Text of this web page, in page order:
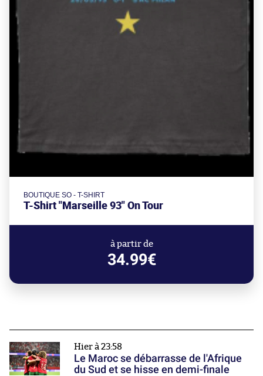
BOUTIQUE SO - T-SHIRT
T-Shirt "Marseille 93" On Tour
à partir de
34.99€
Hier à 23:58
Le Maroc se débarrasse de l'Afrique
du Sud et se hisse en demi-finale